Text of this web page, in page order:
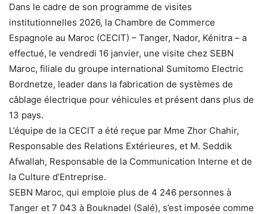
Dans le cadre de son programme de visites
institutionnelles 2026, la Chambre de Commerce
Espagnole au Maroc (CECIT) – Tanger, Nador, Kénitra – a
effectué, le vendredi 16 janvier, une visite chez SEBN
Maroc, filiale du groupe international Sumitomo Electric
Bordnetze, leader dans la fabrication de systèmes de
câblage électrique pour véhicules et présent dans plus de
13 pays.
L’équipe de la CECIT a été reçue par Mme Zhor Chahir,
Responsable des Relations Extérieures, et M. Seddik
Afwallah, Responsable de la Communication Interne et de
la Culture d’Entreprise.
SEBN Maroc, qui emploie plus de 4 246 personnes à
Tanger et 7 043 à Bouknadel (Salé), s’est imposée comme